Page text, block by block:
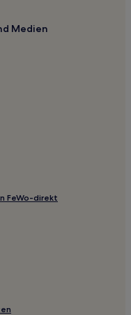
Woluwe-Saint-
/ Kruidtuin
Vleurgat
Bailli
Medien
FeWo-direkt